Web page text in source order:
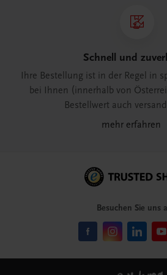
Schnell und
Ihre Bestellung ist in der Regel in
bei Ihnen (innerhalb von
Bestellwert auch
mehr erfahren
Besuchen Sie uns